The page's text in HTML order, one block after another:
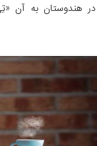
هندوستان به آن